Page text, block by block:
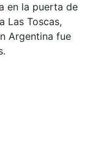
en la puerta de
Las Toscas,
Argentina fue